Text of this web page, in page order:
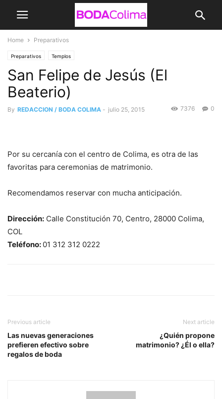
Home Preparativos
Preparativos Templos
San Felipe de Jesús (El
Beaterio)
By REDACCION / BODA COLIMA - julio 25, 2015 0
7376
Por su cercanía con el centro de Colima, es otra de las
favoritas para ceremonias de matrimonio.
Recomendamos reservar con mucha anticipación.
Dirección: Calle Constitución 70, Centro, 28000 Colima,
COL
Teléfono: 01 312 312 0222
Previous article
Las nuevas generaciones
prefieren efectivo sobre
regalos de boda
Next article
¿Quién propone
matrimonio? ¿Él o ella?